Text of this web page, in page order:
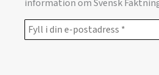
information om Svensk